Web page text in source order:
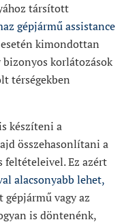
társított
gépjármű assistance
kimondottan
bizonyos korlátozások
térségekben
készíteni a
összehasonlítani a
feltételeivel. Ez azért
alacsonyabb lehet,
gépjármű vagy az
is döntenénk,